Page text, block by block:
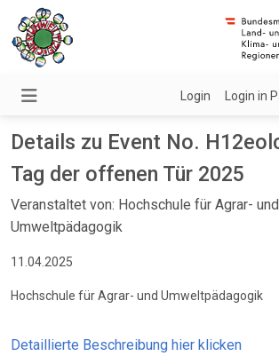
Login Login in
Details zu Event No.
Tag der offenen Tür 2025
Veranstaltet von: Hochschule für Agrar- und
Umweltpädagogik
11.04.2025
Hochschule für Agrar- und Umweltpädagogik
Detaillierte Beschreibung hier klicken